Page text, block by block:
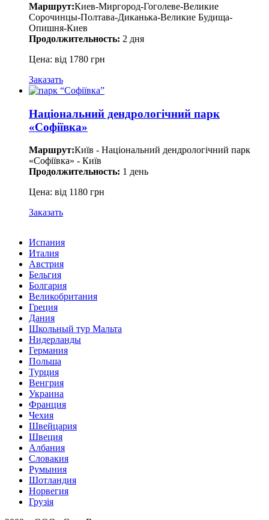
Маршрут:Киев-Миргород-Гоголеве-Великие
Сорочинцы-Полтава-Диканька-Великие Будища-
Опишня-Киев
Продолжительность: 2 дня
Цена: від 1780 грн
Заказать
Національний дендрологічний парк
«Софіївка»
Маршрут:Київ - Національний дендрологічний парк
«Софіївка» - Київ
Продолжительность: 1 день
Цена: від 1180 грн
Заказать
Испания
Италия
Австрия
Бельгия
Болгария
Великобритания
Греция
Дания
Школьный тур Мальта
Нидерланды
Германия
Польша
Турция
Венгрия
Украина
Франция
Чехия
Швейцария
Швеция
Албания
Словакия
Румыния
Шотландия
Норвегия
Грузія